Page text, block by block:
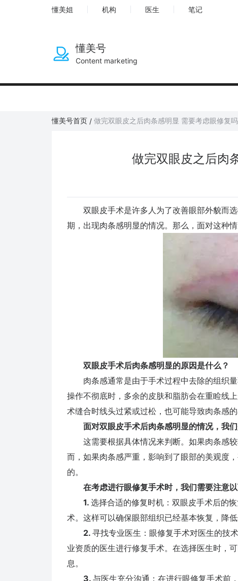
懂美姐 机构 医生 笔记
懂美号
Content marketing
懂美号首页 / 做完双眼皮之后肉条感明显 需要考虑眼修复吗
做完双眼皮之后肉
双眼皮手术是许多人为了改善眼部外貌而选
期，出现肉条感明显的情况。那么，面对这种
双眼皮手术后肉条感明显的原因是什么？
肉条感通常是由于手术过程中去除的组织量
操作不彻底时，多余的皮肤和脂肪会在重睑线
术缝合时线头过紧或过松，也可能导致肉条感的
面对双眼皮手术后肉条感明显的情况，我
这需要根据具体情况来判断。如果肉条感较
而，如果肉条感严重，影响到了眼部的美观度
的。
在考虑进行眼修复手术时，我们需要注意以
1. 选择合适的修复时机：双眼皮手术后的
术。这样可以确保眼部组织已经基本恢复，降低
2. 寻找专业医生：眼修复手术对医生的技
业资质的医生进行修复手术。在选择医生时，
息。
3. 与医生充分沟通：在进行眼修复手术前